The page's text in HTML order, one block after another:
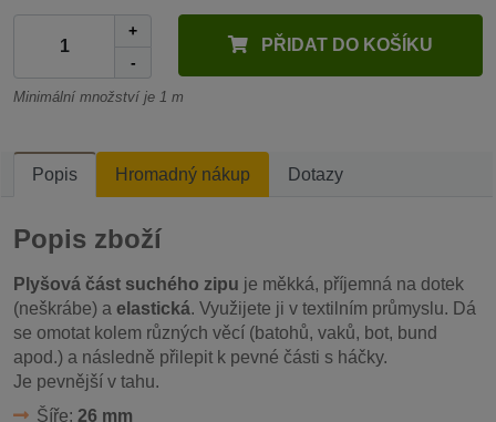
+
-
PŘIDAT DO KOŠÍKU
Minimální množství je 1 m
Popis Hromadný nákup Dotazy
Popis zboží
Plyšová část suchého zipu je měkká, příjemná na dotek
(neškrábe) a elastická. Využijete ji v textilním průmyslu. Dá
se omotat kolem různých věcí (batohů, vaků, bot, bund
apod.) a následně přilepit k pevné části s háčky.
Je pevnější v tahu.
Šíře: 26 mm